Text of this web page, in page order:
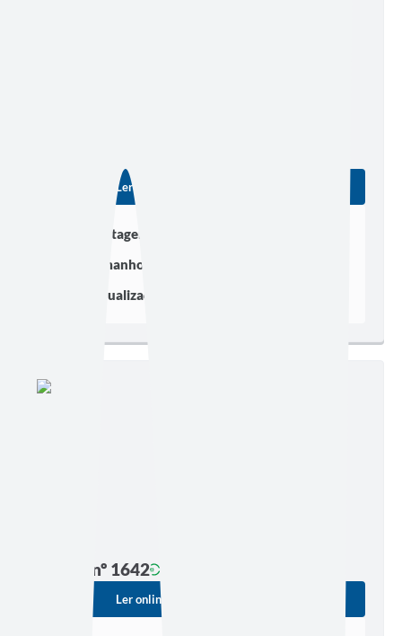
Ler online
Postagem:
Tamanho:
Visualizações:
Edição nº 1642
Ler online